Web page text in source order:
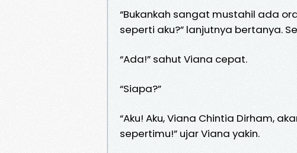
“Bukankah sangat mustahil ada
seperti aku?” lanjutnya bertanya.
“Ada!” sahut Viana cepat.
“Siapa?”
“Aku! Aku, Viana Chintia Dirham,
sepertimu!” ujar Viana yakin.